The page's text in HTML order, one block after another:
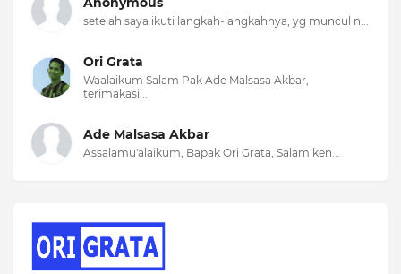
setelah saya ikuti langkah-langkahnya, yg muncul n...
Ori Grata
Waalaikum Salam Pak Ade Malsasa Akbar,
terimakasi...
Ade Malsasa Akbar
Assalamu'alaikum, Bapak Ori Grata, Salam ken...